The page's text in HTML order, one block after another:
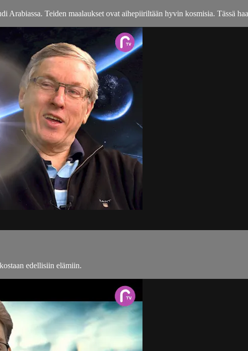
Arabiassa. Teiden maalaukset ovat aihepiiriltään hyvin kosmisia. Tässä
edellisiin elämiin.